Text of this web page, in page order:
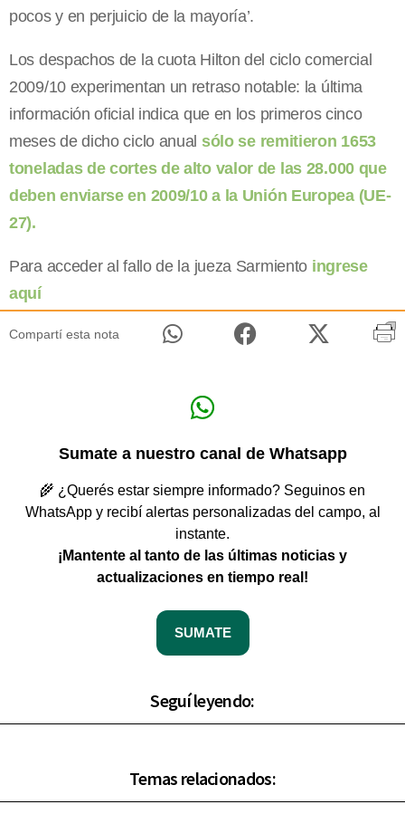
pocos y en perjuicio de la mayoría’.
Los despachos de la cuota Hilton del ciclo comercial
2009/10 experimentan un retraso notable: la última
información oficial indica que en los primeros cinco
meses de dicho ciclo anual sólo se remitieron 1653
toneladas de cortes de alto valor de las 28.000 que
deben enviarse en 2009/10 a la Unión Europea (UE-
27).
Para acceder al fallo de la jueza Sarmiento ingrese
aquí
Compartí esta nota
Sumate a nuestro canal de Whatsapp
🌾 ¿Querés estar siempre informado? Seguinos en
WhatsApp y recibí alertas personalizadas del campo, al
instante.
¡Mantente al tanto de las últimas noticias y
actualizaciones en tiempo real!
SUMATE
Seguí leyendo:
Temas relacionados: